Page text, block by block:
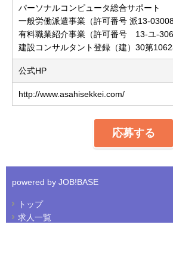
パーソナルコンピュータ総合サポート
一般労働派遣事業（許可番号 派13-
有料職業紹介事業（許可番号 13-ユ-
建設コンサルタント登録（建）30第
公式HP
http://www.asahisekkei.com/
応募する
powered by JOB!BASE
トップ
求人一覧